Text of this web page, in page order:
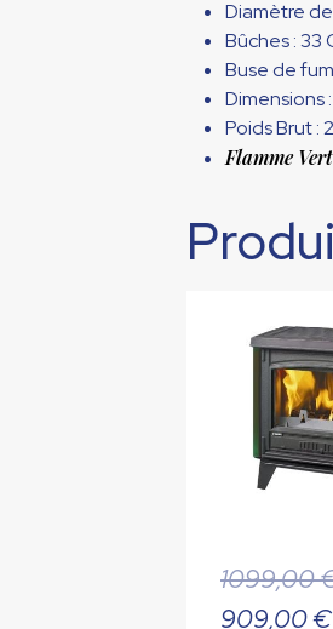
Diamètre
Bûches : 33
Buse de
Dimensions
Poids Brut :
Flamme
1099,00
909,00€